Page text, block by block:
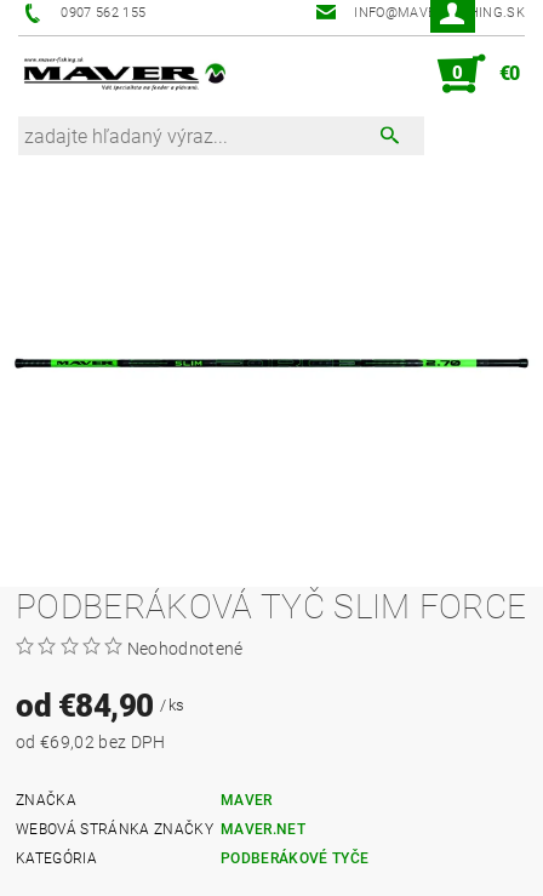
0907 562 155 INFO@MAVER-FISHING.SK
0 €0
PODBERÁKOVÁ TYČ SLIM FORCE
Neohodnotené
od €84,90/ ks
od €69,02 bez DPH
ZNAČKA
MAVER
WEBOVÁ STRÁNKA ZNAČKY MAVER.NET
KATEGÓRIA
PODBERÁKOVÉ TYČE